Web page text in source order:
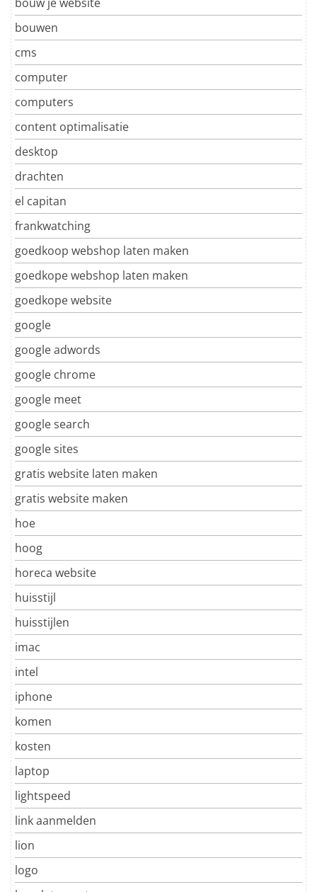
bouwen
cms
computer
computers
content optimalisatie
desktop
drachten
el capitan
frankwatching
goedkoop webshop laten maken
goedkope webshop laten maken
goedkope website
google
google adwords
google chrome
google meet
google search
google sites
gratis website laten maken
gratis website maken
hoe
hoog
horeca website
huisstijl
huisstijlen
imac
intel
iphone
komen
kosten
laptop
lightspeed
link aanmelden
lion
logo